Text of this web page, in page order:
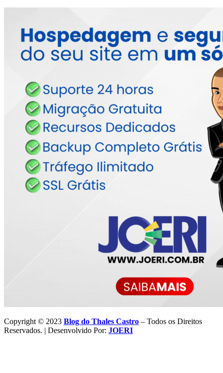
Copyright © 2023 Blog do Thales Castro – Todos os Direitos
Reservados. | Desenvolvido Por: JOERI